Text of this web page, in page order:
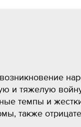
и тяжелую
темпы и
также